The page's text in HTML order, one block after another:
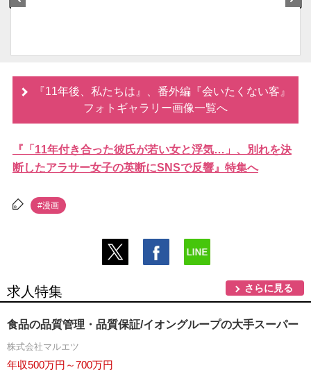
『11年後、私たちは』、番外編『会いたくない客』
フォトギャラリー画像一覧へ
『「11年付き合った彼氏が若い女と浮気…」、別れを決
断したアラサー女子の英断にSNSで反響』特集へ
#漫画
求人特集 さらに見る
食品の品質管理・品質保証/イオングループの大手スーパー
株式会社マルエツ
年収500万円～700万円